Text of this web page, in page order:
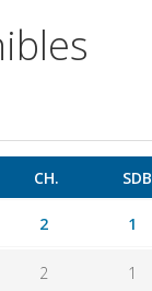
CH. SDB
2 1
2 1